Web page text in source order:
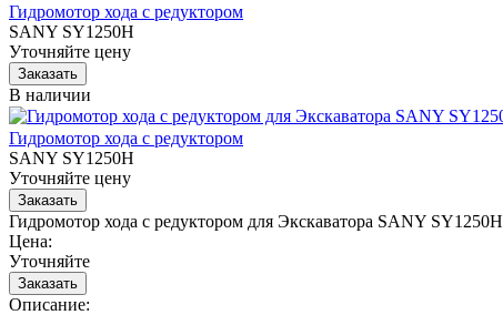
Гидромотор хода с редуктором
SANY SY1250H
Уточняйте цену
В наличии
Гидромотор хода с редуктором
SANY SY1250H
Уточняйте цену
Гидромотор хода с редуктором для Экскаватора SANY SY1250H
Цена:
Уточняйте
Описание: